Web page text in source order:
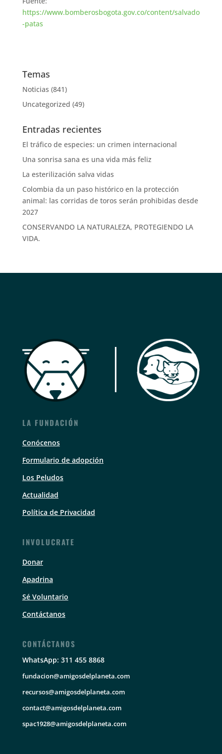
https://www.bomberosbogota.gov.co/content/salvado
-patas
Temas
Noticias (841)
Uncategorized (49)
Entradas recientes
El tráfico de especies: un crimen internacional
Una sonrisa sana es una vida más feliz
La esterilización salva vidas
Colombia da un paso histórico en la protección
animal: las corridas de toros serán prohibidas desde
2027
CONSERVANDO LA NATURALEZA, PROTEGIENDO LA
VIDA.
LA FUNDACIÓN
Conócenos
Formulario de adopción
Los Peludos
Actualidad
Política de Privacidad
INVOLUCRATE
Donar
Apadrina
Sé Voluntario
Contáctanos
CONTÁCTANOS
WhatsApp: 311 455 8868
fundacion@amigosdelplaneta.com
recursos@amigosdelplaneta.com
contact@amigosdelplaneta.com
spac1928@amigosdelplaneta.com